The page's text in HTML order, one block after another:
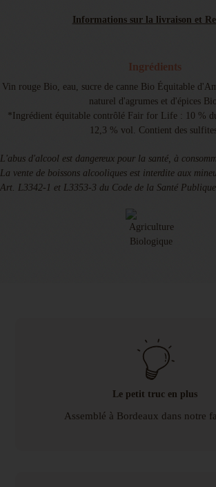
Informations sur la livraison et
Ingrédients
Vin rouge Bio, eau, sucre de canne Bio Équitable
naturel d'agrumes et d'épices
*Ingrédient équitable contrôlé Fair for Life : 10 %
12,3 % vol. Contient des
L'abus d'alcool est dangereux pour la santé, à
La vente de boissons alcooliques est interdite aux
Art. L3342-1 et L3353-3 du Code de la Santé
Le petit truc en plus
Assemblé à Bordeaux dans notre